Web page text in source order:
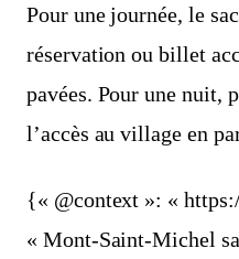
Pour une journée, le
réservation ou billet
pavées. Pour une nuit,
l’accès au village en
{« @context »: «
« Mont-Saint-Michel